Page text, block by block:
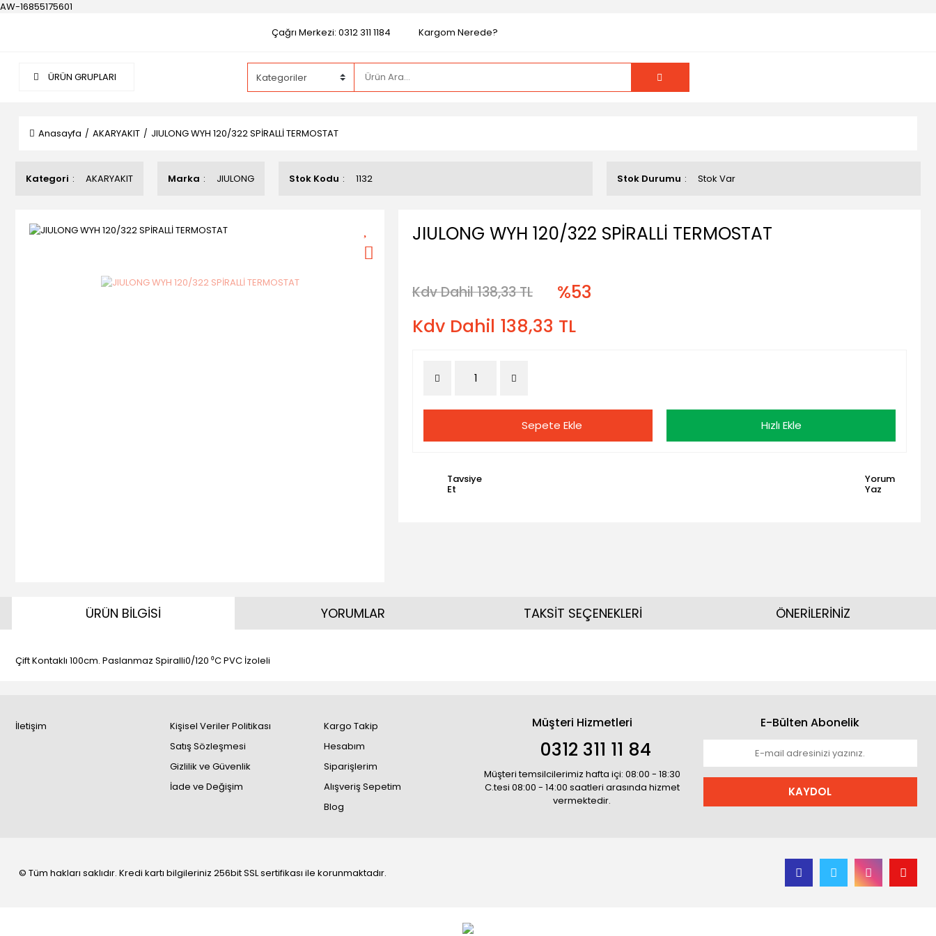
AW-16855175601
Çağrı Merkezi: 0312 311 1184
Kargom Nerede?
ÜRÜN GRUPLARI
Anasayfa AKARYAKIT JIULONG WYH 120/322 SPİRALLİ TERMOSTAT
Kategori AKARYAKIT Marka JIULONG Stok Kodu 1132 Stok Durumu Stok Var
JIULONG WYH 120/322 SPİRALLİ TERMOSTAT
Kdv Dahil 138,33 TL
%53
Kdv Dahil 138,33 TL
Sepete Ekle Hızlı Ekle
Tavsiye
Et
Yorum
Yaz
ÜRÜN BİLGİSİ
Çift Kontaklı 100cm. Paslanmaz Spiralli0/120 ⁰C PVC İzoleli
YORUMLAR TAKSİT SEÇENEKLERİ ÖNERİLERİNİZ
İletişim
Kişisel Veriler Politikası
Satış Sözleşmesi
Gizlilik ve Güvenlik
İade ve Değişim
Kargo Takip
Hesabım
Siparişlerim
Alışveriş Sepetim
Blog
Müşteri Hizmetleri
0312 311 11 84
Müşteri temsilcilerimiz hafta içi: 08:00 - 18:30
C.tesi 08:00 - 14:00 saatleri arasında hizmet
vermektedir.
E-Bülten Abonelik
KAYDOL
© Tüm hakları saklıdır. Kredi kartı bilgileriniz 256bit SSL sertifikası ile korunmaktadır.